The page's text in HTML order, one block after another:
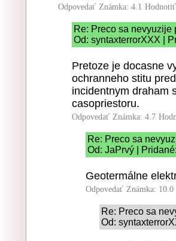
Odpovedať Známka: 4.1
Re: Preco sa
Od: syntaxterrorXXX |
Pretoze je docasne
ochranneho stitu
incidentnym draham
casopriestoru.
Odpovedať Známka: 4.7
Re: Preco sa
Od: JaPrvý |
Geotermálne
Odpovedať Známka: 10.0
Re: Preco sa
Od: